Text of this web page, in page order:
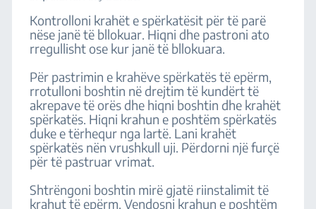
Kontrolloni krahët e spërkatësit për të parë
nëse janë të bllokuar. Hiqni dhe pastroni ato
rregullisht ose kur janë të bllokuara.
Për pastrimin e krahëve spërkatës të epërm,
rrotulloni boshtin në drejtim të kundërt të
akrepave të orës dhe hiqni boshtin dhe krahët
spërkatës. Hiqni krahun e poshtëm spërkatës
duke e tërhequr nga lartë. Lani krahët
spërkatës nën vrushkull uji. Përdorni një furçë
për të pastruar vrimat.
Shtrëngoni boshtin mirë gjatë riinstalimit të
krahut të epërm. Vendosni krahun e poshtëm